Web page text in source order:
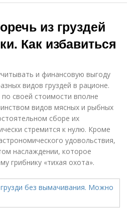
из груздей
Как избавиться
и финансовую выгоду
видов груздей в рационе.
своей стоимости вполне
видов мясных и рыбных
сборе их
стремится к нулю. Кроме
удовольствия,
наслаждении, которое
грибнику «тихая охота».